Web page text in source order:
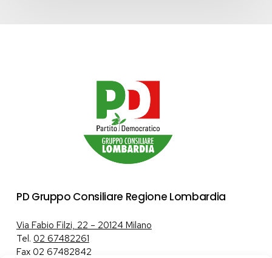
PD Gruppo Consiliare Regione Lombardia
Via Fabio Filzi, 22 – 20124 Milano
Tel. 02 67482261
Fax 02 67482842